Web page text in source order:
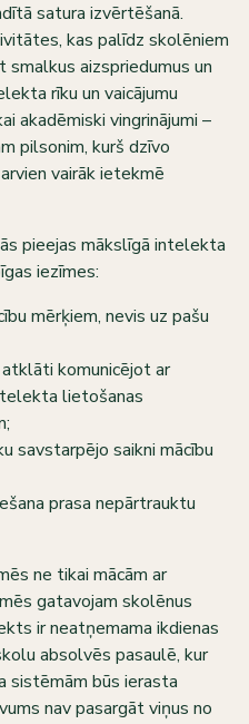
satura izvērtēšanā.
kas palīdz skolēniem
aizspriedumus un
rīku un vaicājumu
akadēmiski vingrinājumi –
pilsonim, kurš dzīvo
vairāk ietekmē
pieejas mākslīgā intelekta
iezīmes:
mērķiem, nevis uz pašu
komunicējot ar
lietošanas
savstarpējo saikni mācību
prasa nepārtrauktu
ne tikai mācām ar
gatavojam skolēnus
ir neatņemama ikdienas
absolvēs pasaulē, kur
sistēmām būs ierasta
nav pasargāt viņus no